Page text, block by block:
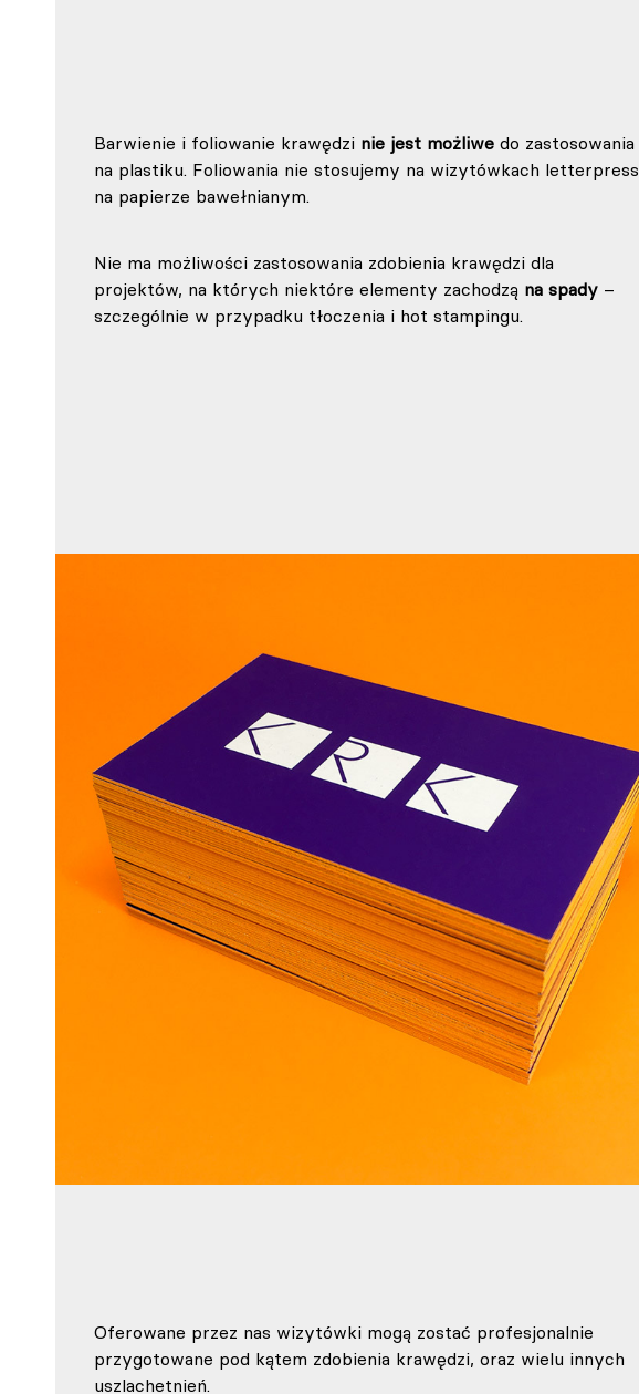
Barwienie i foliowanie krawędzi nie jest możliwe do zastosowania
na plastiku. Foliowania nie stosujemy na wizytówkach letterpress
na papierze bawełnianym.
Nie ma możliwości zastosowania zdobienia krawędzi dla
projektów, na których niektóre elementy zachodzą na spady –
szczególnie w przypadku tłoczenia i hot stampingu.
Oferowane przez nas wizytówki mogą zostać profesjonalnie
przygotowane pod kątem zdobienia krawędzi, oraz wielu innych
uszlachetnień.